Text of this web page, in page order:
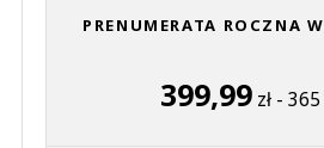
PRENUMERATA ROCZNA
399,99zł -